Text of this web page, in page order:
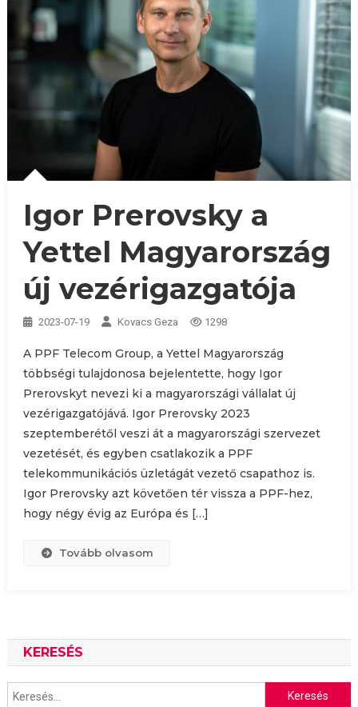
Igor Prerovsky a
Yettel Magyarország
új vezérigazgatója
2023-07-19 Kovacs Geza 1298
A PPF Telecom Group, a Yettel Magyarország
többségi tulajdonosa bejelentette, hogy Igor
Prerovskyt nevezi ki a magyarországi vállalat új
vezérigazgatójává. Igor Prerovsky 2023
szeptemberétől veszi át a magyarországi szervezet
vezetését, és egyben csatlakozik a PPF
telekommunikációs üzletágát vezető csapathoz is.
Igor Prerovsky azt követően tér vissza a PPF-hez,
hogy négy évig az Európa és […]
Tovább olvasom
KERESÉS
Keresés: